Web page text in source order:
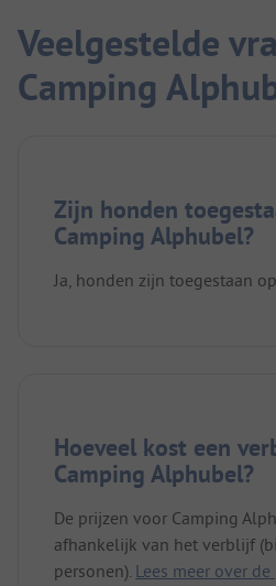
Veelgestelde
Camping
Zijn honden
Camping Alphubel?
Ja, honden zijn toegestaan
Hoeveel kost een
Camping Alphubel?
De prijzen voor Camping
afhankelijk van het verblijf
personen). Lees meer over